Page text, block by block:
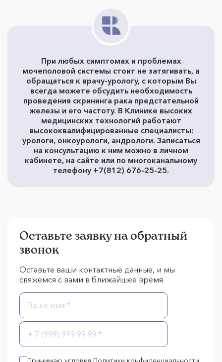
При любых симптомах и проблемах
мочеполовой системы стоит не затягивать, а
обращаться к врачу-урологу, с которым Вы
всегда можете обсудить необходимость
проведения скрининга рака предстательной
железы и его частоту. В Клинике высоких
медицинских технологий работают
высококвалифицированные специалисты:
урологи, онкоурологи, андрологи. Записаться
на консультацию к ним можно в личном
кабинете, на сайте или по многоканальному
телефону +7(812) 676-25-25.
Оставьте заявку на обратный
звонок
Оставьте ваши контактные данные, и мы
свяжемся с вами в ближайшее время